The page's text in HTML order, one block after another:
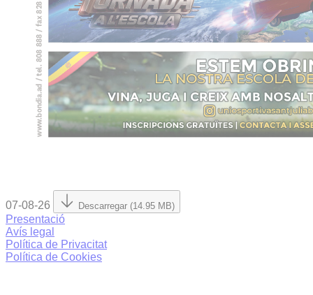
07-08-26 Descarregar (14.95 MB)
Presentació
Avís legal
Política de Privacitat
Política de Cookies